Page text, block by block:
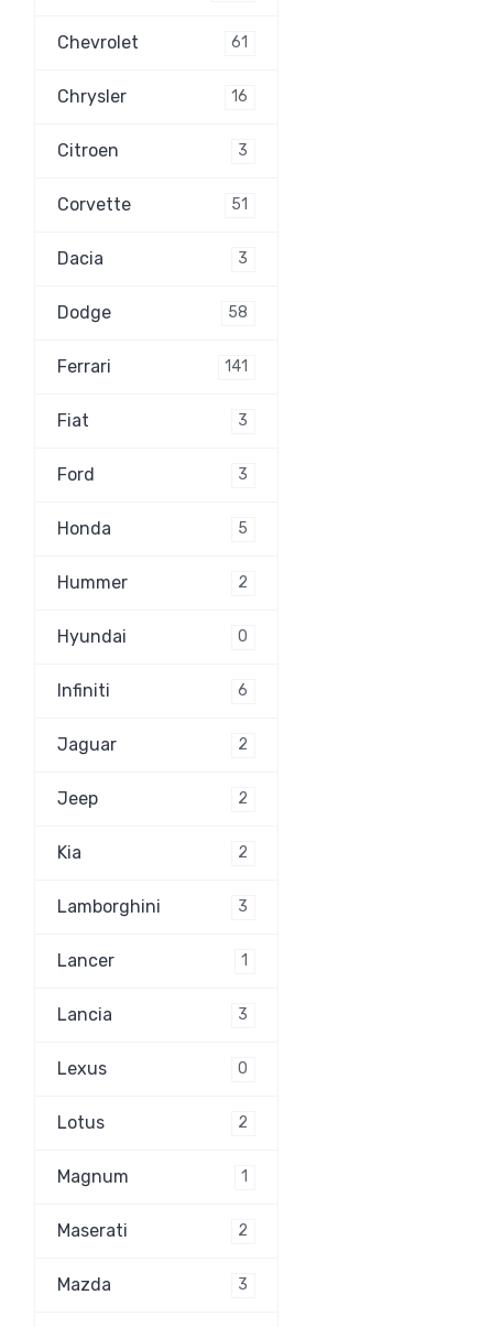
Chevrolet 61
Chrysler 16
Citroen 3
Corvette 51
Dacia 3
Dodge 58
Ferrari 141
Fiat 3
Ford 3
Honda 5
Hummer 2
Hyundai 0
Infiniti 6
Jaguar 2
Jeep 2
Kia 2
Lamborghini 3
Lancer 1
Lancia 3
Lexus 0
Lotus 2
Magnum 1
Maserati 2
Mazda 3